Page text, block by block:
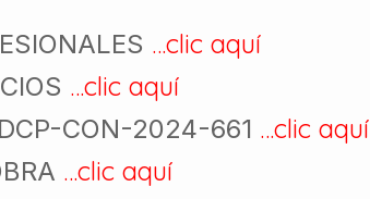
…clic aquí
…clic aquí
CON-2024-661 …clic aquí
…clic aquí